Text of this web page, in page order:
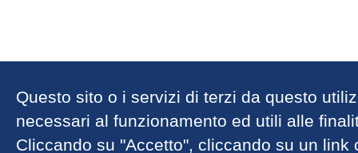
Questo sito o i servizi di terzi da questo
necessari al funzionamento ed utili alle
Cliccando su "Accetto", cliccando su un